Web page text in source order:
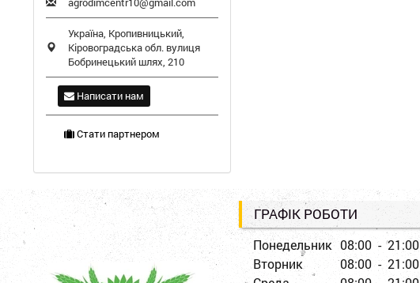
Україна, Кропивницький,
Кіровоградська обл. вулиця
Бобринецький шлях, 210
Написати нам
Стати партнером
ГРАФІК РОБОТИ
Понедельник 08:00 - 21:00
Вторник
08:00 - 21:00